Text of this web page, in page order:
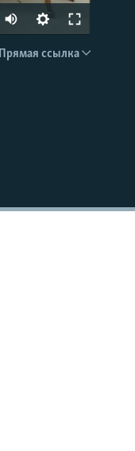
Прямая ссылка